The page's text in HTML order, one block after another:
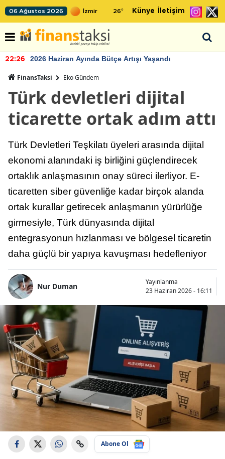
06 Ağustos 2026 26° Künye İletişim
22:26 2026 Haziran Ayında Bütçe Artışı Yaşandı
FinansTaksi Eko Gündem
Türk devletleri dijital
ticarette ortak adım attı
Türk Devletleri Teşkilatı üyeleri arasında dijital
ekonomi alanındaki iş birliğini güçlendirecek
ortaklık anlaşmasının onay süreci ilerliyor. E-
ticaretten siber güvenliğe kadar birçok alanda
ortak kurallar getirecek anlaşmanın yürürlüğe
girmesiyle, Türk dünyasında dijital
entegrasyonun hızlanması ve bölgesel ticaretin
daha güçlü bir yapıya kavuşması hedefleniyor
Nur Duman
Yayınlanma
23 Haziran 2026 - 16:11
Abone Ol